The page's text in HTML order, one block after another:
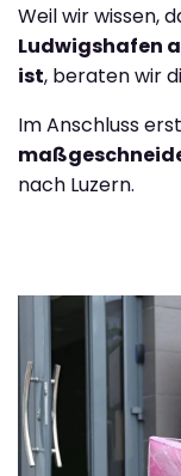
Weil wir wissen,
Ludwigshafen
ist, beraten wir
Im Anschluss
nach Luzern.